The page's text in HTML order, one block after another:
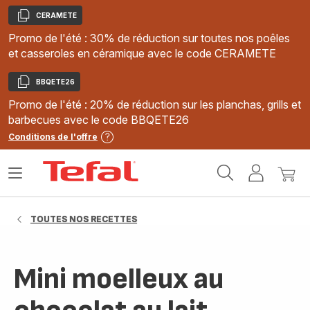
Copier
CERAMETE
Promo de l'été : 30% de réduction sur toutes nos poêles
et casseroles en céramique avec le code CERAMETE
Copier
BBQETE26
Promo de l'été : 20% de réduction sur les planchas, grills et
barbecues avec le code BBQETE26
Conditions de l'offre
MonMon
Ouvrir
TOUTES NOS RECETTES
Mini moelleux au